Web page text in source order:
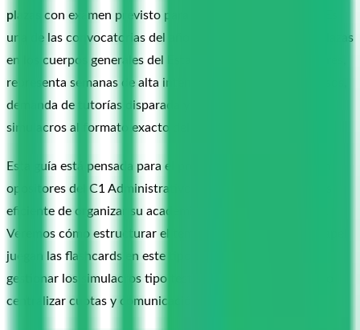
plazas
con examen previsto para el
una de las convocatorias del año con mayor número de plazas
en los cuerpos generales del Estado y, para los preparadores,
representa semanas de alta intensidad: opositores nerviosos,
demanda de tutorías disparada y necesidad de afinar los
simulacros al formato exacto del examen.
Esta guía está pensada para el preparador que trabaja con
opositores del C1 Administrativo y busca una manera más
eficiente de organizar su academia en las semanas finales.
Veremos cómo estructurar el temario por bloques, qué papel
juegan las flashcards en este tipo de oposición, cómo
gestionar los simulacros tipo test con penalización y cómo
centralizar cuotas y comunicación sin saturarse.